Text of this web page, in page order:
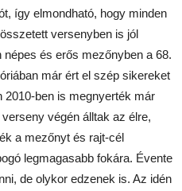
így elmondható, hogy minden
versenyben is jól
és erős mezőnyben a 68.
már ért el szép sikereket
2010-ben is megnyerték már
végén álltak az élre,
a mezőnyt és rajt-cél
legmagasabb fokára. Évente
de olykor edzenek is. Az idén